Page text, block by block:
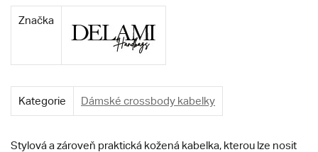
Značka
Kategorie Dámské crossbody kabelky
Stylová a zároveň praktická kožená kabelka, kterou lze nosit